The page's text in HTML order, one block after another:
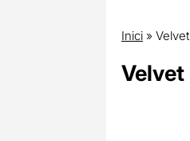
Inici» Velvet
Velvet